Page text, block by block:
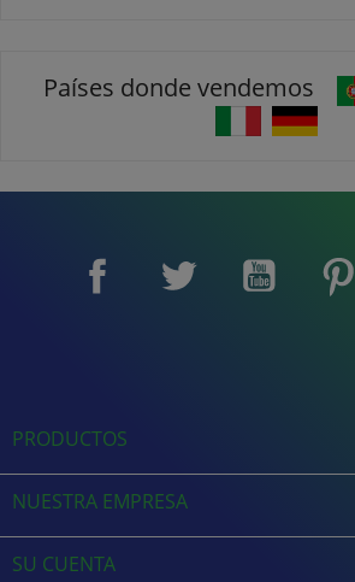
Países donde vendemos
Facebook Twitter YouTube
PRODUCTOS
NUESTRA EMPRESA
SU CUENTA